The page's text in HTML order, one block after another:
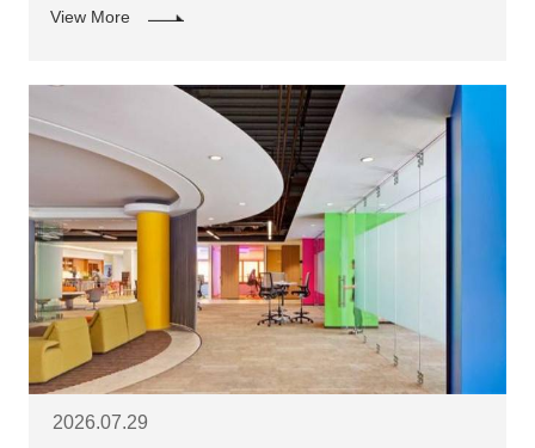
View More
2026.07.29